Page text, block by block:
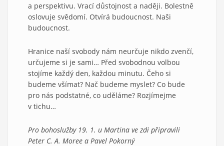
a perspektivu. Vrací důstojnost a naději. Bolestně
oslovuje svědomí. Otvírá budoucnost. Naši
budoucnost.
Hranice naší svobody nám neurčuje nikdo zvenčí,
určujeme si je sami… Před svobodnou volbou
stojíme každý den, každou minutu. Čeho si
budeme všímat? Nač budeme myslet? Co bude
pro nás podstatné, co uděláme? Rozjímejme
v tichu…
Pro bohoslužby 19. 1. u Martina ve zdi připravili
Peter C. A. Moree a Pavel Pokorný